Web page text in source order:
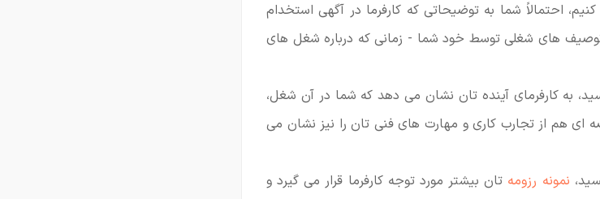
احتمالاً شما به توضیحاتی که کارفرما در آگهی استخدام
های شغلی توسط خود شما - زمانی که درباره شغل های
به کارفرمای آینده تان نشان می دهد که شما در آن شغل،
ای هم از تجارب کاری و مهارت های فنی تان را نیز نشان می
نمونه رزومه تان بیشتر مورد توجه کارفرما قرار می گیرد و